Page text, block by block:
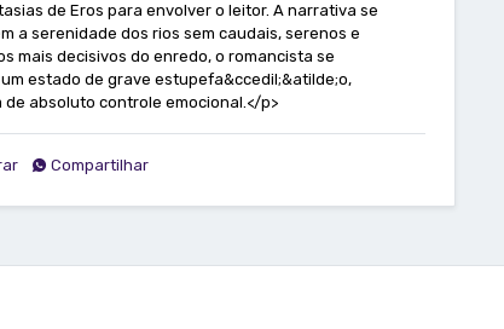
de Eros para envolver o leitor. A narrativa se
a serenidade dos rios sem caudais, serenos e
mais decisivos do enredo, o romancista se
estado de grave estupefa&ccedil;&atilde;o,
absoluto controle emocional.</p>
Compartilhar